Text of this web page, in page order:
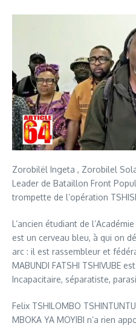
Zorobilël Ingeta , Zorobilel
Leader de Bataillon Front
trompette de l’opération
L’ancien étudiant de
est un cerveau bleu, à qui on
arc : il est rassembleur et
MABUNDI FATSHI TSHIVUBE
Incapacitaire, séparatiste,
Felix TSHILOMBO TSHINTUNTU
MBOKA YA MOYIBI n’a rien